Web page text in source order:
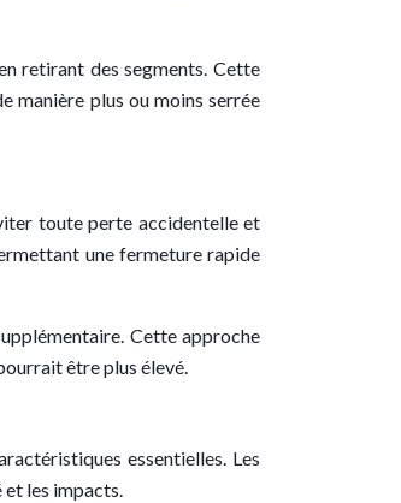
retirant des segments. Cette
manière plus ou moins serrée
toute perte accidentelle et
une fermeture rapide
Cette approche
être plus élevé.
essentielles. Les
et les impacts.